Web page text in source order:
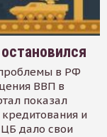
в РФ
ВВП в
показал
и
ЦБ дало свои